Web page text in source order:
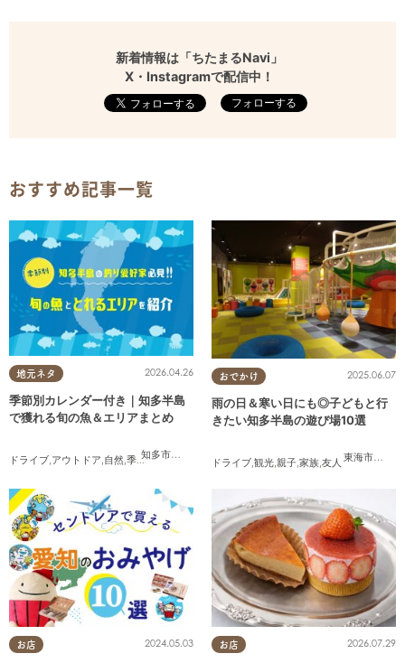
新着情報は「ちたまるNavi」
X・Instagramで配信中！
フォローする
おすすめ記事一覧
地元ネタ
知多市
,半田市
2026.04.26
季節別カレンダー付き｜知多半島
で獲れる旬の魚＆エリアまとめ
ドライブ アウトドア 自然 季節ネタ
おでかけ
東海市
,大府
2025.06.07
雨の日＆寒い日にも◎子どもと行
きたい知多半島の遊び場10選
ドライブ 観光 親子 家族 友人
お店 2024.05.03 お店 2026.07.29